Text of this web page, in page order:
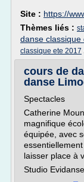
Site : https://
Thèmes liés :
danse classique
classique ete 2017
cours de
danse
Spectacles
Catherine
magnifique
équipée, avec
laisser place à
Studio